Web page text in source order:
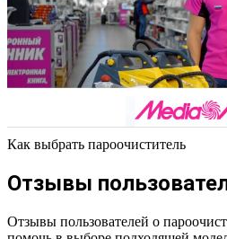
Как выбрать пароочиститель
Отзывы
Отзывы пользователей о